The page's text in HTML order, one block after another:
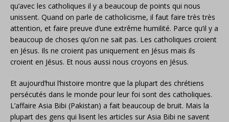
qu’avec les catholiques il y a beaucoup de points qui nous
unissent. Quand on parle de catholicisme, il faut faire très très
attention, et faire preuve d’une extrême humilité. Parce qu’il y a
beaucoup de choses qu’on ne sait pas. Les catholiques croient
en Jésus. Ils ne croient pas uniquement en Jésus mais ils
croient en Jésus. Et nous aussi nous croyons en Jésus.
Et aujourd’hui l’histoire montre que la plupart des chrétiens
persécutés dans le monde pour leur foi sont des catholiques.
L’affaire Asia Bibi (Pakistan) a fait beaucoup de bruit. Mais la
plupart des gens qui lisent les articles sur Asia Bibi ne savent